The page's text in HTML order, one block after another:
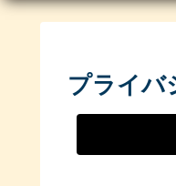
プライバ